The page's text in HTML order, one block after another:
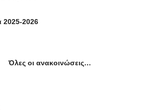
2025-2026
Όλες οι ανακοινώσεις…